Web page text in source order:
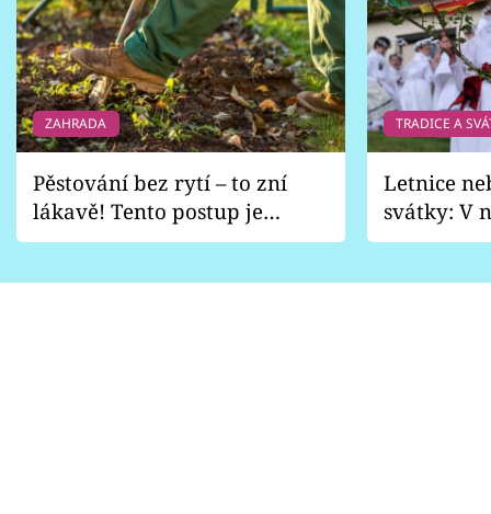
ZAHRADA
Pěstování bez rytí – to zní
lákavě! Tento postup je
vhodný jen pro některé
TRADICE A
Letnice
svátky: V
pondělí